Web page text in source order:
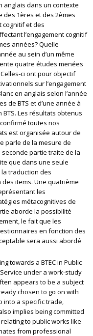
anglais dans un contexte
des 1ères et des 2èmes
cognitif et des
l’engagement cognitif
années? Quelle
au sein d’un même
quatre études menées
ci ont pour objectif
sur l’engagement
en anglais selon l’année
de BTS et d’une année à
BTS. Les résultats obtenus
toutes nos
est organisée autour de
parle de la mesure de
seconde partie traite de la
que dans une seule
traduction des
items. Une quatrième
les
métacognitives de
aborde la possibilité
le fait que les
en fonction des
sera aussi abordé
towards a BTEC in Public
under a work-study
appears to be a subject
chosen to go on with
into a specific trade,
implies being committed
to public works like
from professional